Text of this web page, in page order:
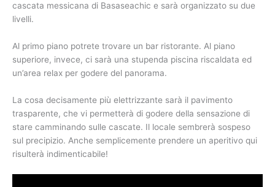
cascata messicana di Basaseachic e sarà organizzato su due
livelli.
Al primo piano potrete trovare un bar ristorante. Al piano
superiore, invece, ci sarà una stupenda piscina riscaldata ed
un’area relax per godere del panorama.
La cosa decisamente più elettrizzante sarà il pavimento
trasparente, che vi permetterà di godere della sensazione di
stare camminando sulle cascate. Il locale sembrerà sospeso
sul precipizio. Anche semplicemente prendere un aperitivo qui
risulterà indimenticabile!